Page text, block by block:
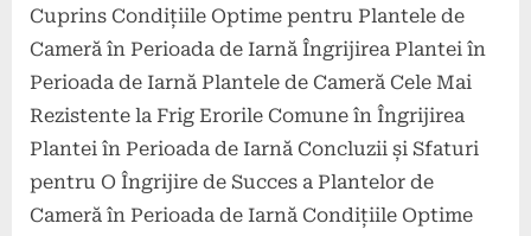
Cuprins Condițiile Optime pentru Plantele de
Cameră în Perioada de Iarnă Îngrijirea Plantei în
Perioada de Iarnă Plantele de Cameră Cele Mai
Rezistente la Frig Erorile Comune în Îngrijirea
Plantei în Perioada de Iarnă Concluzii și Sfaturi
pentru O Îngrijire de Succes a Plantelor de
Cameră în Perioada de Iarnă Condițiile Optime